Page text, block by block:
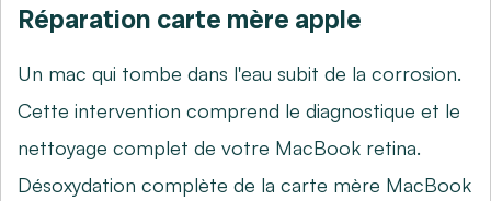
Réparation carte mère apple
Un mac qui tombe dans l'eau subit de la corrosion.
Cette intervention comprend le diagnostique et le
nettoyage complet de votre MacBook retina.
Désoxydation complète de la carte mère MacBook